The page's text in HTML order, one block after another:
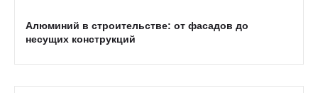
Алюминий в строительстве: от фасадов до
несущих конструкций